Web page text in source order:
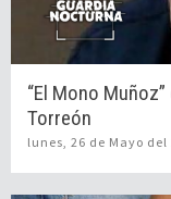
“El Mono
Torreón
lunes, 26 de Mayo del